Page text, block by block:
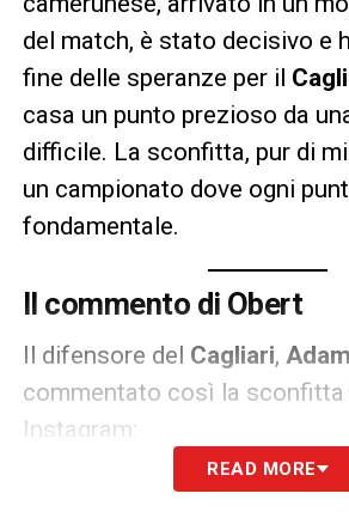
del match, è stato decisivo e
fine delle speranze per il
casa un punto prezioso da
difficile. La sconfitta, pur di
un campionato dove ogni
fondamentale.
Il commento di Obert
Il difensore del Cagliari,
commentato così la sconfitta
Instagram:
«Fa male perdere cosi, ma
READ MORE